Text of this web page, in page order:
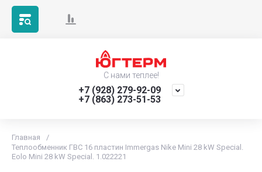
С нами теплее!
+7 (928) 279-92-09
+7 (863) 273-51-53
Главная
/
Теплообменник ГВС 16 пластин Immergas Nike Mini 28 kW Special.
Eolo Mini 28 kW Special. 1.022221